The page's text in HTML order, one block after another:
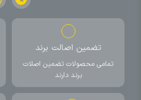
تضمین اصالت برند
تمامی محصولات تضمین اصلات
برند دارند